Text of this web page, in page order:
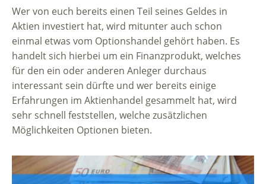
Wer von euch bereits einen Teil seines Geldes in
Aktien investiert hat, wird mitunter auch schon
einmal etwas vom Optionshandel gehört haben. Es
handelt sich hierbei um ein Finanzprodukt, welches
für den ein oder anderen Anleger durchaus
interessant sein dürfte und wer bereits einige
Erfahrungen im Aktienhandel gesammelt hat, wird
sehr schnell feststellen, welche zusätzlichen
Möglichkeiten Optionen bieten.